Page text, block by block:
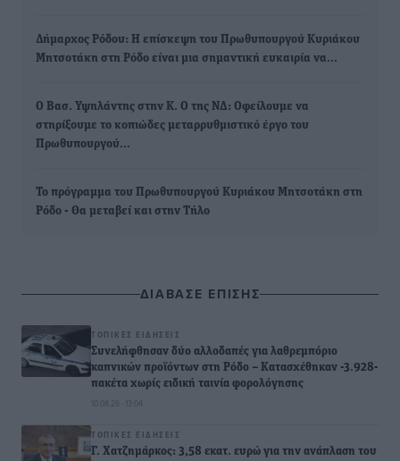
Δήμαρχος Ρόδου: Η επίσκεψη του Πρωθυπουργού Κυριάκου
Μητσοτάκη στη Ρόδο είναι μια σημαντική ευκαιρία να…
Ο Βασ. Υψηλάντης στην Κ. Ο της ΝΔ: Οφείλουμε να
στηρίξουμε το κοπιώδες μεταρρυθμιστικό έργο του
Πρωθυπουργού…
Το πρόγραμμα του Πρωθυπουργού Κυριάκου Μητσοτάκη στη
Ρόδο - Θα μεταβεί και στην Τήλο
ΔΙΑΒΑΣΕ ΕΠΙΣΗΣ
ΤΟΠΙΚΈΣ ΕΙΔΉΣΕΙΣ
Συνελήφθησαν δύο αλλοδαπές για λαθρεμπόριο
καπνικών προϊόντων στη Ρόδο – Κατασχέθηκαν -3.928-
πακέτα χωρίς ειδική ταινία φορολόγησης
10.08.26 · 13:04
ΤΟΠΙΚΈΣ ΕΙΔΉΣΕΙΣ
Γ. Χατζημάρκος: 3,58 εκατ. ευρώ για την ανάπλαση του